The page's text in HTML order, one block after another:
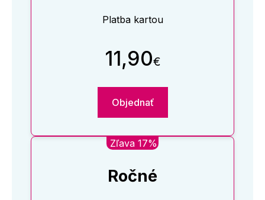
Platba kartou
11,90€
Objednať
Zľava 17%
Ročné